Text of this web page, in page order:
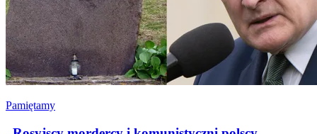
Pamiętamy